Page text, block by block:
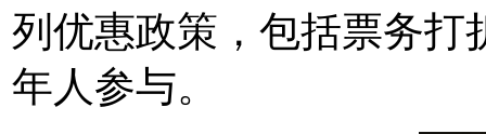
列优惠政策，包括票务打
年人参与。